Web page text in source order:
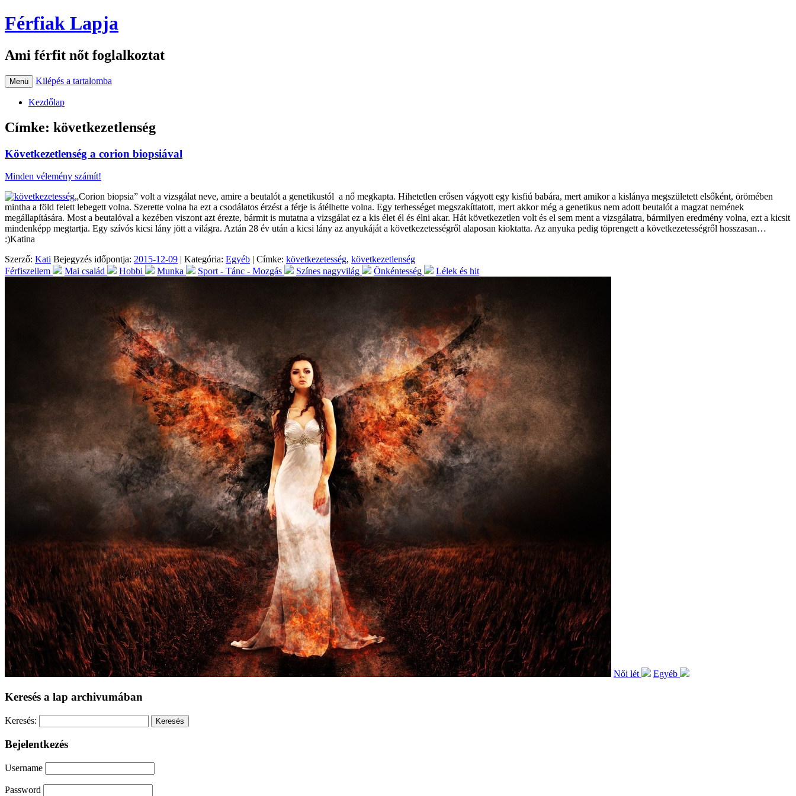
Férfiak Lapja
Ami férfit nőt foglalkoztat
Menü Kilépés a tartalomba
Kezdőlap
Címke: következetlenség
Következetlenség a corion biopsiával
Minden vélemény számít!
„Corion biopsia” volt a vizsgálat neve, amire a beutalót a genetikustól a nő megkapta. Hihetetlen erősen vágyott egy kisfiú babára, mert amikor a kislánya megszületett elsőként, örömében
mintha a föld felett lebegett volna. Szerette volna ha ezt a csodálatos érzést a férje is átélhette volna. Egy terhességet megszakíttatott, mert akkor még a genetikus nem adott beutalót a magzat nemének
megállapítására. Most a beutalóval a kezében viszont azt érezte, bármit is mutatna a vizsgálat ez a kis élet él és élni akar. Hát következetlen volt és el sem ment a vizsgálatra, bármilyen eredmény volna, ezt a kicsit
mindenképp megtartja. Egy szívós kicsi lány jött a világra. Aztán 28 év után a kicsi lány az anyukáját a következetességről alaposan kioktatta. Az anyuka pedig töprengett a következetességről hosszasan…
:)Katina
Szerző: Kati Bejegyzés időpontja: 2015-12-09 | Kategória: Egyéb | Címke: következetesség, következetlenség
Férfiszellem
Mai család Hobbi Munka Sport - Tánc - Mozgás Színes nagyvilág Önkéntesség Lélek és hit
Női lét Egyéb
Keresés a lap archivumában
Keresés:
Bejelentkezés
Username
Password